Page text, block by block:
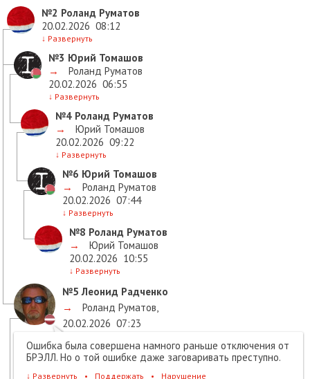
№2 Роланд Руматов
20.02.2026 08:12
↓ Развернуть
№3 Юрий Томашов
→
Роланд Руматов
20.02.2026 06:55
↓ Развернуть
№4 Роланд Руматов
→
Юрий Томашов
20.02.2026 09:22
↓ Развернуть
№6 Юрий Томашов
→
Роланд Руматов
20.02.2026 07:44
↓ Развернуть
№8 Роланд Руматов
→
Юрий Томашов
20.02.2026 10:55
↓ Развернуть
№5 Леонид Радченко
→
Роланд Руматов,
20.02.2026 07:23
Ошибка была совершена намного раньше отключения от
БРЭЛЛ. Но о той ошибке даже заговаривать преступно.
↓ Развернуть • Поддержать • Нарушение